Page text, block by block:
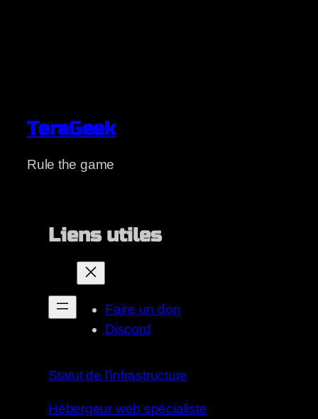
TeraGeek
Rule the game
Liens utiles
Faire un don
Discord
Statut de l’infrastructure
Hébergeur web spécialiste